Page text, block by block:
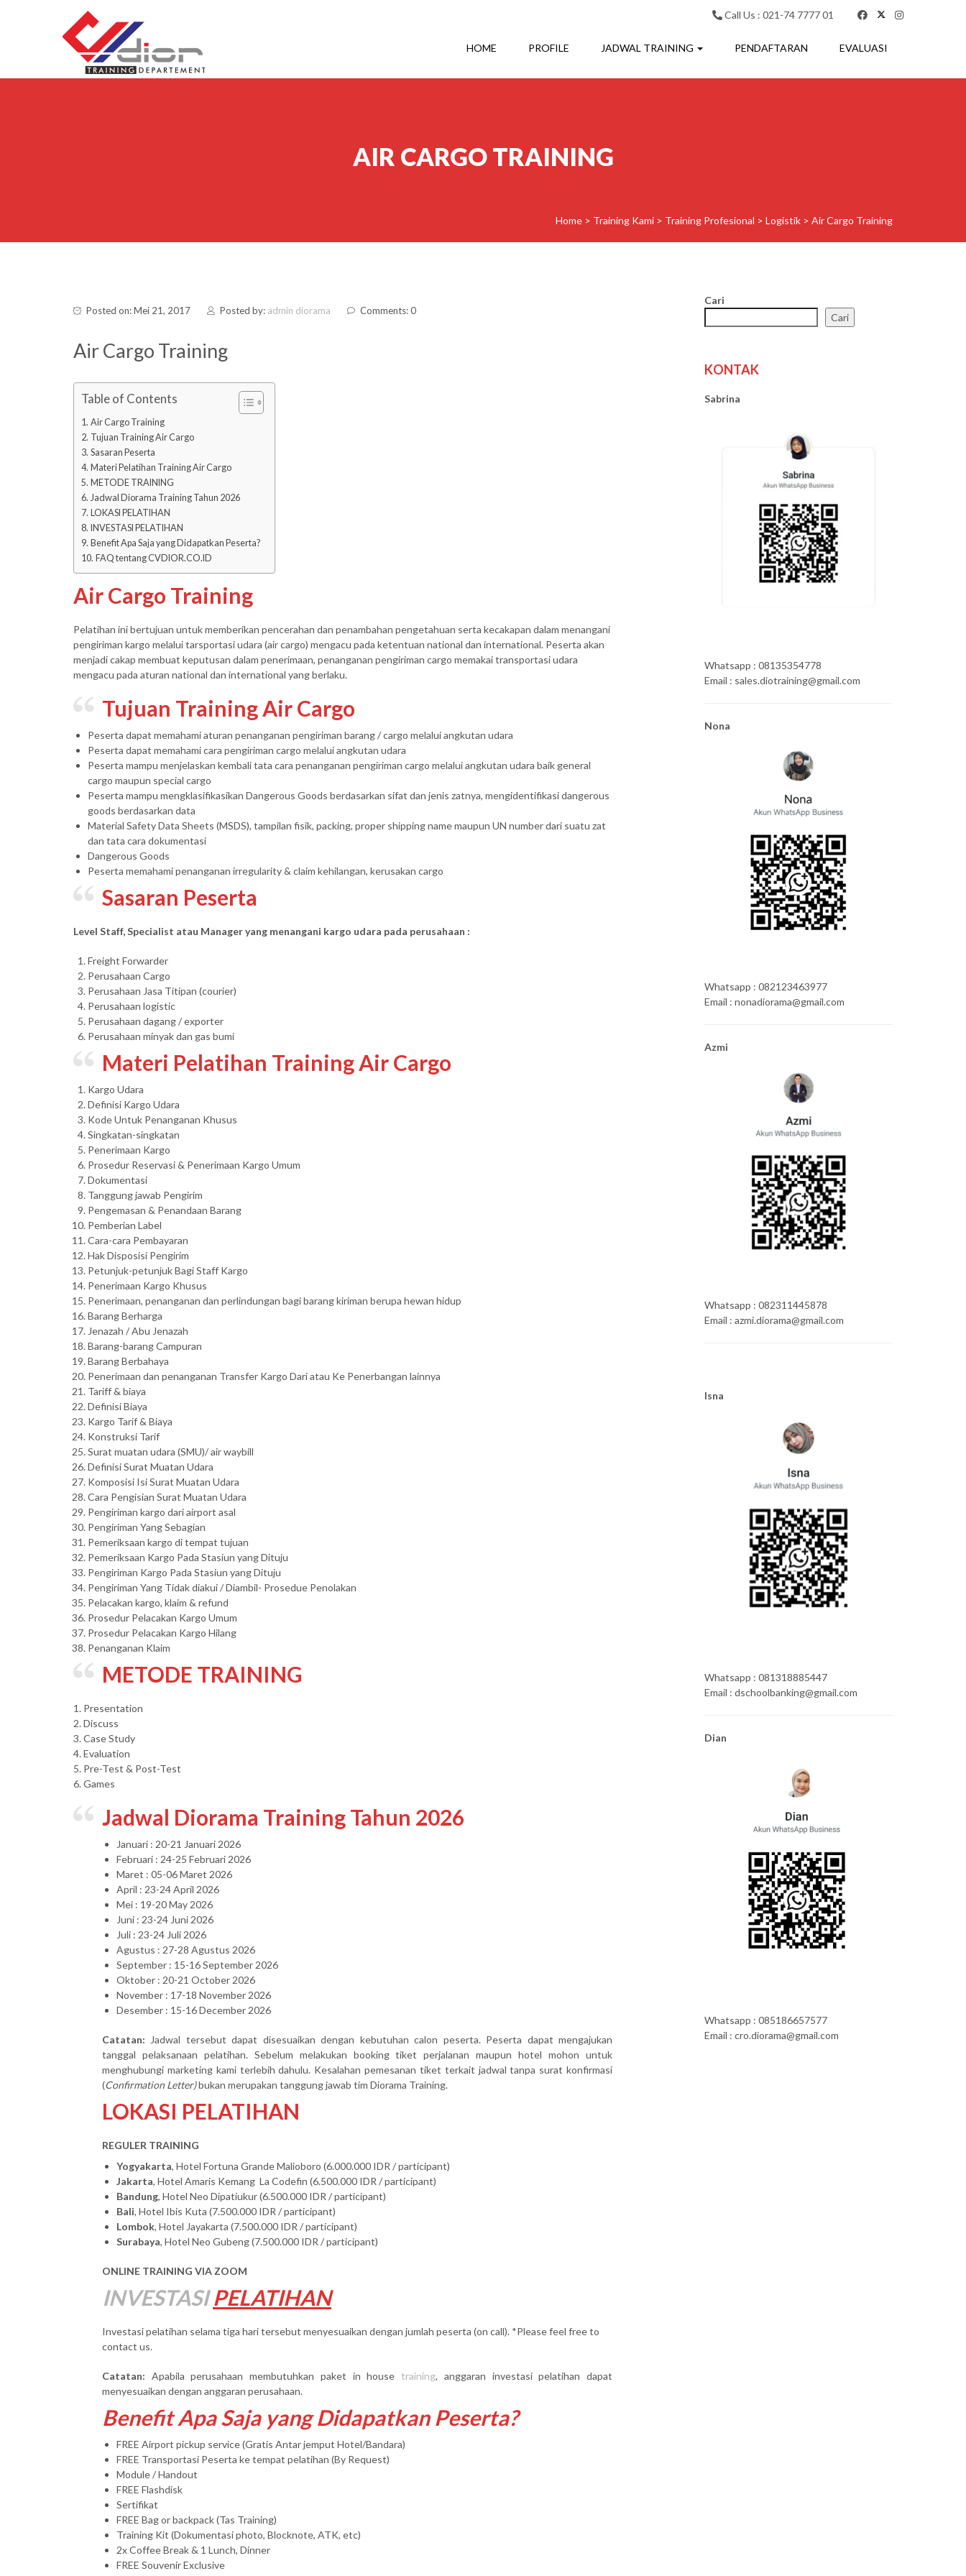
Call Us : 021-74 7777 01
HOME PROFILE JADWAL TRAINING PENDAFTARAN EVALUASI
AIR CARGO TRAINING
Home > Training Kami > Training Profesional > Logistik > Air Cargo Training
Posted on: Mei 21, 2017 Posted by: admin diorama Comments: 0
Air Cargo Training
Table of Contents
Air Cargo Training
Tujuan Training Air Cargo
Sasaran Peserta
Materi Pelatihan Training Air Cargo
METODE TRAINING
Jadwal Diorama Training Tahun 2026
LOKASI PELATIHAN
INVESTASI PELATIHAN
Benefit Apa Saja yang Didapatkan Peserta?
FAQ tentang CVDIOR.CO.ID
Air Cargo Training
Pelatihan ini bertujuan untuk memberikan pencerahan dan penambahan pengetahuan serta kecakapan dalam menangani
pengiriman kargo melalui tarsportasi udara (air cargo) mengacu pada ketentuan national dan international. Peserta akan
menjadi cakap membuat keputusan dalam penerimaan, penanganan pengiriman cargo memakai transportasi udara
mengacu pada aturan national dan international yang berlaku.
Tujuan Training Air Cargo
Peserta dapat memahami aturan penanganan pengiriman barang / cargo melalui angkutan udara
Peserta dapat memahami cara pengiriman cargo melalui angkutan udara
Peserta mampu menjelaskan kembali tata cara penanganan pengiriman cargo melalui angkutan udara baik general
cargo maupun special cargo
Peserta mampu mengklasifikasikan Dangerous Goods berdasarkan sifat dan jenis zatnya, mengidentifikasi dangerous
goods berdasarkan data
Material Safety Data Sheets (MSDS), tampilan fisik, packing, proper shipping name maupun UN number dari suatu zat
dan tata cara dokumentasi
Dangerous Goods
Peserta memahami penanganan irregularity & claim kehilangan, kerusakan cargo
Sasaran Peserta
Level Staff, Specialist atau Manager yang menangani kargo udara pada perusahaan :
Freight Forwarder
Perusahaan Cargo
Perusahaan Jasa Titipan (courier)
Perusahaan logistic
Perusahaan dagang / exporter
Perusahaan minyak dan gas bumi
Materi Pelatihan Training Air Cargo
Kargo Udara
Definisi Kargo Udara
Kode Untuk Penanganan Khusus
Singkatan-singkatan
Penerimaan Kargo
Prosedur Reservasi & Penerimaan Kargo Umum
Dokumentasi
Tanggung jawab Pengirim
Pengemasan & Penandaan Barang
Pemberian Label
Cara-cara Pembayaran
Hak Disposisi Pengirim
Petunjuk-petunjuk Bagi Staff Kargo
Penerimaan Kargo Khusus
Penerimaan, penanganan dan perlindungan bagi barang kiriman berupa hewan hidup
Barang Berharga
Jenazah / Abu Jenazah
Barang-barang Campuran
Barang Berbahaya
Penerimaan dan penanganan Transfer Kargo Dari atau Ke Penerbangan lainnya
Tariff & biaya
Definisi Biaya
Kargo Tarif & Biaya
Konstruksi Tarif
Surat muatan udara (SMU)/ air waybill
Definisi Surat Muatan Udara
Komposisi Isi Surat Muatan Udara
Cara Pengisian Surat Muatan Udara
Pengiriman kargo dari airport asal
Pengiriman Yang Sebagian
Pemeriksaan kargo di tempat tujuan
Pemeriksaan Kargo Pada Stasiun yang Dituju
Pengiriman Kargo Pada Stasiun yang Dituju
Pengiriman Yang Tidak diakui / Diambil- Prosedue Penolakan
Pelacakan kargo, klaim & refund
Prosedur Pelacakan Kargo Umum
Prosedur Pelacakan Kargo Hilang
Penanganan Klaim
METODE TRAINING
1. Presentation
2. Discuss
3. Case Study
4. Evaluation
5. Pre-Test & Post-Test
6. Games
Jadwal Diorama Training Tahun 2026
Januari : 20-21 Januari 2026
Februari : 24-25 Februari 2026
Maret : 05-06 Maret 2026
April : 23-24 April 2026
Mei : 19-20 May 2026
Juni : 23-24 Juni 2026
Juli : 23-24 Juli 2026
Agustus : 27-28 Agustus 2026
September : 15-16 September 2026
Oktober : 20-21 October 2026
November : 17-18 November 2026
Desember : 15-16 December 2026
Catatan: Jadwal tersebut dapat disesuaikan dengan kebutuhan calon peserta. Peserta dapat mengajukan
tanggal pelaksanaan pelatihan. Sebelum melakukan booking tiket perjalanan maupun hotel mohon untuk
menghubungi marketing kami terlebih dahulu. Kesalahan pemesanan tiket terkait jadwal tanpa surat konfirmasi
(Confirmation Letter)bukan merupakan tanggung jawab tim Diorama Training.
LOKASI PELATIHAN
REGULER TRAINING
Yogyakarta, Hotel Fortuna Grande Malioboro (6.000.000 IDR / participant)
Jakarta, Hotel Amaris Kemang La Codefin (6.500.000 IDR / participant)
Bandung, Hotel Neo Dipatiukur (6.500.000 IDR / participant)
Bali, Hotel Ibis Kuta (7.500.000 IDR / participant)
Lombok, Hotel Jayakarta (7.500.000 IDR / participant)
Surabaya, Hotel Neo Gubeng (7.500.000 IDR / participant)
ONLINE TRAINING VIA ZOOM
INVESTASI PELATIHAN
Investasi pelatihan selama tiga hari tersebut menyesuaikan dengan jumlah peserta (on call). *Please feel free to
contact us.
Catatan: Apabila perusahaan membutuhkan paket in house training, anggaran investasi pelatihan dapat
menyesuaikan dengan anggaran perusahaan.
Benefit Apa Saja yang Didapatkan Peserta?
FREE Airport pickup service (Gratis Antar jemput Hotel/Bandara)
FREE Transportasi Peserta ke tempat pelatihan (By Request)
Module / Handout
FREE Flashdisk
Sertifikat
FREE Bag or backpack (Tas Training)
Training Kit (Dokumentasi photo, Blocknote, ATK, etc)
2x Coffee Break & 1 Lunch, Dinner
FREE Souvenir Exclusive
Cari
Cari
KONTAK
Sabrina
Whatsapp : 08135354778
Email : sales.diotraining@gmail.com
Nona
Whatsapp : 082123463977
Email : nonadiorama@gmail.com
Azmi
Whatsapp : 082311445878
Email : azmi.diorama@gmail.com
Isna
Whatsapp : 081318885447
Email : dschoolbanking@gmail.com
Dian
Whatsapp : 085186657577
Email : cro.diorama@gmail.com